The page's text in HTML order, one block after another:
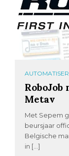
Metav
Met Sepem
beursjaar
Belgische
in […]